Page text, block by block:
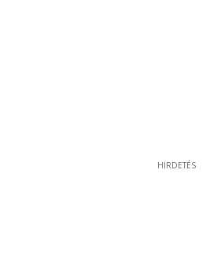
HIRDETÉS